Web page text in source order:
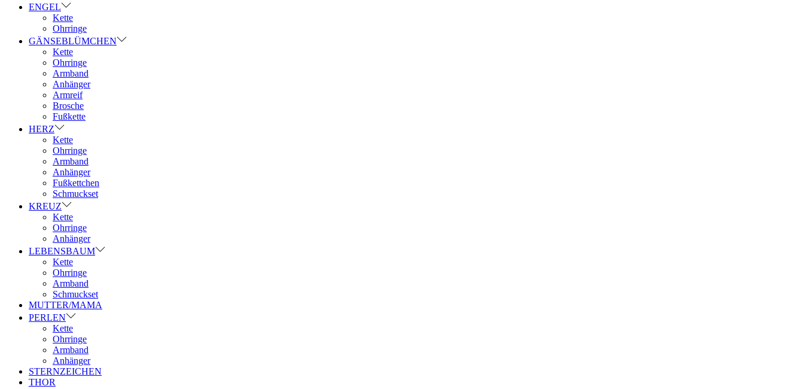
ENGEL
Kette
Ohrringe
GÄNSEBLÜMCHEN
Kette
Ohrringe
Armband
Anhänger
Armreif
Brosche
Fußkette
HERZ
Kette
Ohrringe
Armband
Anhänger
Fußkettchen
Schmuckset
KREUZ
Kette
Ohrringe
Anhänger
LEBENSBAUM
Kette
Ohrringe
Armband
Schmuckset
MUTTER/MAMA
PERLEN
Kette
Ohrringe
Armband
Anhänger
STERNZEICHEN
THOR